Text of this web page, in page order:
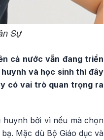
Sự
cả nước vẫn đang triển
và học sinh thì đây
có vai trò quan trọng ra
bởi vì nếu mà chọn
Mặc dù Bộ Giáo dục và